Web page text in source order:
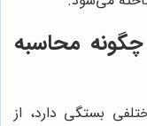
محاسبه
بستگی دارد، از